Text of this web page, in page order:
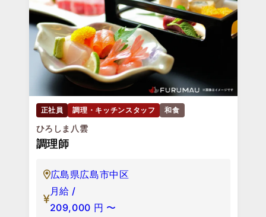
正社員 調理・キッチンスタッフ 和食
ひろしま八雲
調理師
広島県広島市中区
月給 /
209,000 円 〜